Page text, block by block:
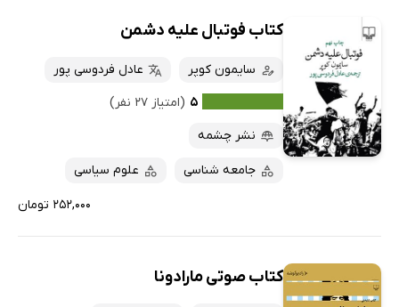
کتاب فوتبال علیه دشمن
سایمون کوپر
عادل فردوسی پور
۵ (امتیاز ۲۷ نفر)
نشر چشمه
جامعه شناسی علوم سیاسی
۲۵۲,۰۰۰ تومان
کتاب صوتی مارادونا